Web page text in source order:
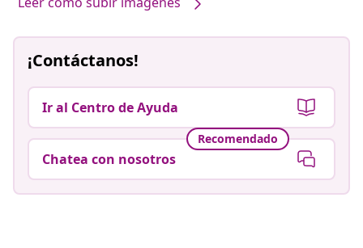
¡Contáctanos!
Ir al Centro de Ayuda
Recomendado
Chatea con nosotros